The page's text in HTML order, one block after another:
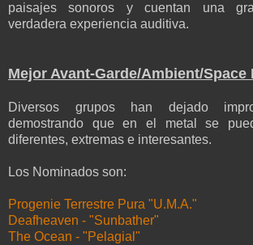
paisajes sonoros y cuentan una
verdadera experiencia auditiva.
Mejor Avant-Garde/Ambient/Space
Diversos grupos han dejado
demostrando que en el metal se
diferentes, extremas e interesantes.
Los Nominados son:
Progenie Terrestre Pura "U.M.A."
Deafheaven - "Sunbather"
The Ocean - "Pelagial"